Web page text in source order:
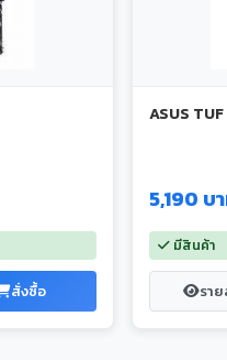
สั่งซื้อ
ASUS
5,190 บ
มีสินค้า
รา